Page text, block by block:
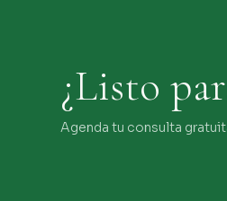
¿Listo
Agenda tu consulta